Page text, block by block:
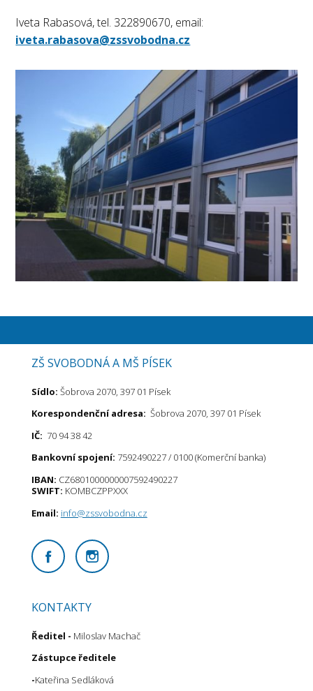
Iveta Rabasová, tel. 322890670, email:
iveta.rabasova@zssvobodna.cz
ZŠ SVOBODNÁ A MŠ PÍSEK
Sídlo: Šobrova 2070, 397 01 Písek
Korespondenční adresa: Šobrova 2070, 397 01 Písek
IČ: 70 94 38 42
Bankovní spojení: 7592490227 / 0100 (Komerční banka)
IBAN: CZ6801000000007592490227
SWIFT: KOMBCZPPXXX
Email: info@zssvobodna.cz
KONTAKTY
Ředitel - Miloslav Machač
Zástupce ředitele
-Kateřina Sedláková